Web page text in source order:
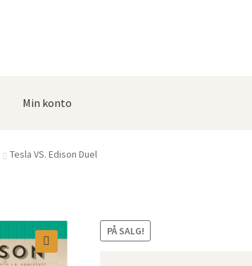
Min konto
Tesla VS. Edison Duel
PÅ SALG!